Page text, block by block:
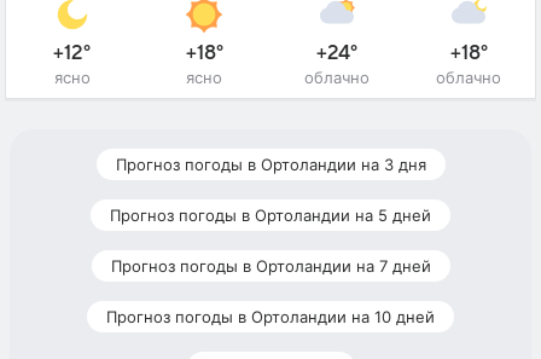
+12°
ясно
+18°
ясно
+24°
облачно
+18°
облачно
Прогноз погоды в Ортоландии на 3 дня
Прогноз погоды в Ортоландии на 5 дней
Прогноз погоды в Ортоландии на 7 дней
Прогноз погоды в Ортоландии на 10 дней